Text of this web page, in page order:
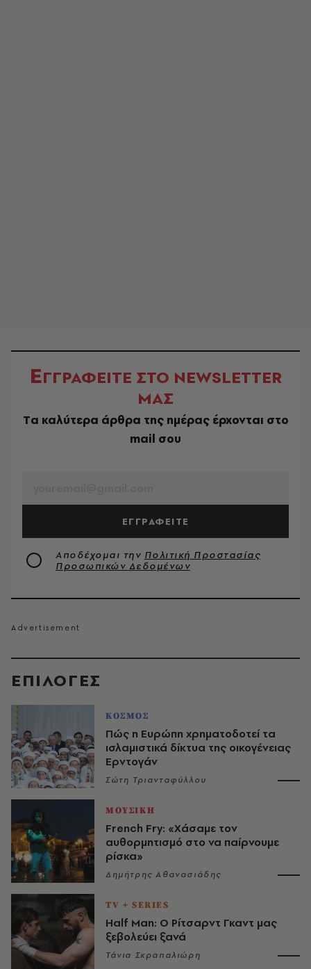
EΠΙΛΟΓΈΣ
ΚΟΣΜΟΣ
Πώς η Ευρώπη χρηματοδοτεί τα
ισλαμιστικά δίκτυα της οικογένειας
Ερντογάν
Σώτη Τριανταφύλλου
ΜΟΥΣΙΚΗ
French Fry: «Χάσαμε τον
αυθορμητισμό στο να παίρνουμε
ρίσκα»
Δημήτρης Αθανασιάδης
TV + SERIES
Half Man: Ο Ρίτσαρντ Γκαντ μας
ξεβολεύει ξανά
Τάνια Σκραπαλιώρη
ΕΓΓΡΑΦΕΙΤΕ ΣΤΟ NEWSLETTER
ΜΑΣ
Tα καλύτερα άρθρα της ημέρας έρχονται στο
mail σου
ΕΓΓΡΑΦΕΙΤΕ
Αποδέχομαι την Πολιτική Προστασίας
Προσωπικών Δεδομένων